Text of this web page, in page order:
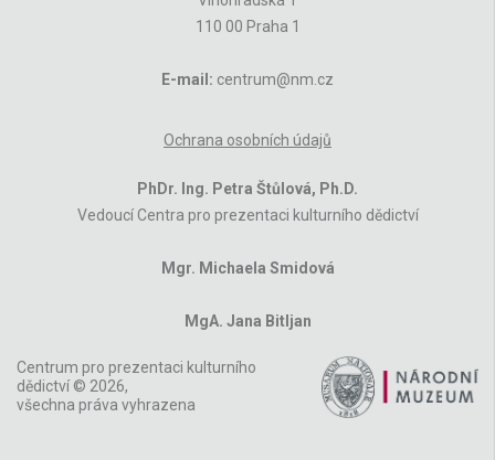
110 00 Praha 1
E-mail: centrum@nm.cz
Ochrana osobních údajů
PhDr. Ing. Petra Štůlová, Ph.D.
Vedoucí Centra pro prezentaci kulturního dědictví
Mgr. Michaela Smidová
MgA. Jana Bitljan
Centrum pro prezentaci kulturního
dědictví © 2026,
všechna práva vyhrazena